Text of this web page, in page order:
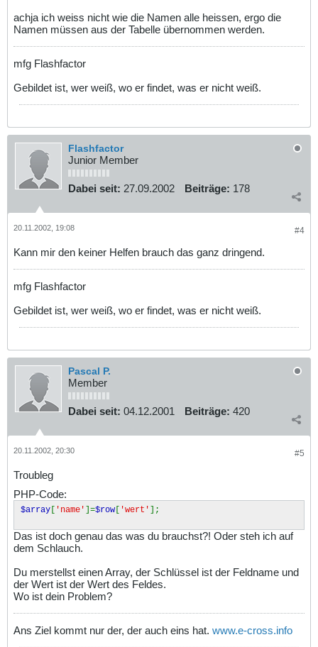
achja ich weiss nicht wie die Namen alle heissen, ergo die
Namen müssen aus der Tabelle übernommen werden.
mfg Flashfactor
Gebildet ist, wer weiß, wo er findet, was er nicht weiß.
Flashfactor
Junior Member
Dabei seit: 27.09.2002 Beiträge: 178
#4
20.11.2002, 19:08
Kann mir den keiner Helfen brauch das ganz dringend.
mfg Flashfactor
Gebildet ist, wer weiß, wo er findet, was er nicht weiß.
Pascal P.
Member
Dabei seit: 04.12.2001 Beiträge: 420
#5
20.11.2002, 20:30
Troubleg
PHP-Code:
$array [ 'name' ]=$row [ 'wert' ];
Das ist doch genau das was du brauchst?! Oder steh ich auf
dem Schlauch.
Du merstellst einen Array, der Schlüssel ist der Feldname und
der Wert ist der Wert des Feldes.
Wo ist dein Problem?
Ans Ziel kommt nur der, der auch eins hat. www.e-cross.info